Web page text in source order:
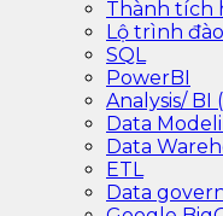
Thành tích
Lộ trình
SQL
PowerBI
Analysis/
Data
Data
ETL
Data